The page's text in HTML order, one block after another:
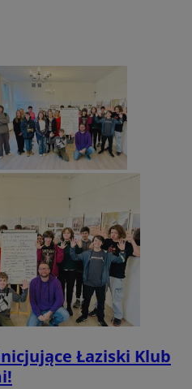
Łaziski Klub